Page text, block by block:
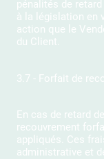
pénalités de
à la législation en
action que le
du Client.
3.7 - Forfait de
En cas de retard
recouvrement
appliqués. Ces
administrative et